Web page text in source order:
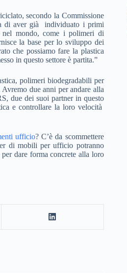
secondo la Commissione
di aver già individuato i primi
mondo, come i polimeri di
la base per lo sviluppo dei
che possiamo fare la plastica
in questo settore è partita.”
polimeri biodegradabili per
due anni per andare alla
due dei suoi partner in questo
e controllare la loro velocità
ufficio? C’è da scommettere
di mobili per ufficio potranno
dare forma concrete alla loro